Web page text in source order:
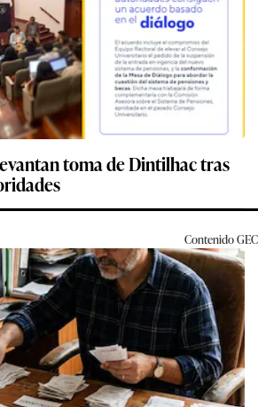
toma de Dintilhac tras
ContenidoGEC